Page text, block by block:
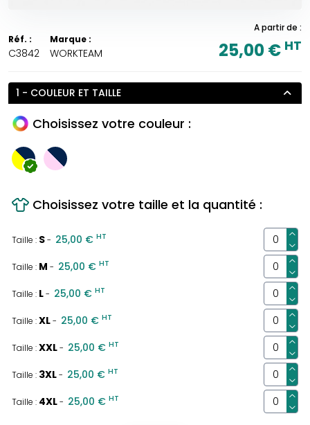
Réf. :
C3842
Marque :
WORKTEAM
A partir de :
25,00 € HT
1 - COULEUR ET TAILLE
Choisissez votre couleur :
Choisissez votre taille et la quantité :
Taille : S- 25,00 € HT
Taille : M - 25,00 € HT
Taille : L- 25,00 € HT
Taille :XL- 25,00 € HT
Taille :XXL- 25,00 € HT
Taille : 3XL- 25,00 € HT
Taille : 4XL- 25,00 € HT